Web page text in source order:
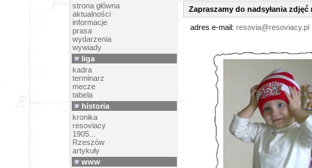
strona główna
aktualności
informacje
prasa
wydarzenia
wywiady
liga
kadra
terminarz
mecze
tabela
historia
kronika
resoviacy
1905...
Rzeszów
artykuły
www
Zapraszamy do nadsyłania
adres e-mail: resovia@resoviacy.pl